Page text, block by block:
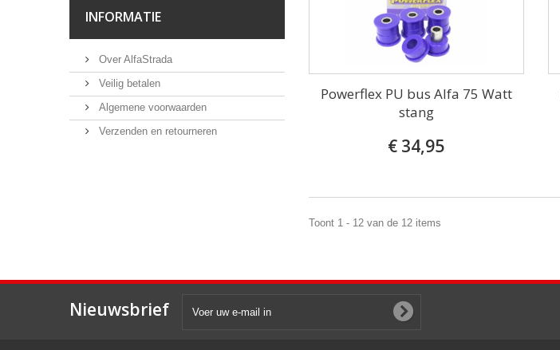
INFORMATIE
Over AlfaStrada
Veilig betalen
Algemene voorwaarden
Verzenden en retourneren
Powerflex PU bus Alfa 75 Watt
stang
€ 34,95
Toont 1 - 12 van de 12 items
Nieuwsbrief